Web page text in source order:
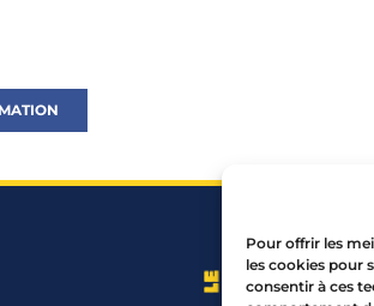
Pour offrir les
les cookies pour
consentir à ces